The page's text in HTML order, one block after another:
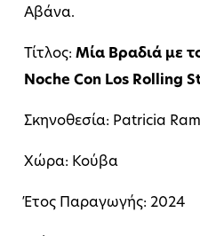
Αβάνα.
Τίτλος: Μία Βραδιά με
Noche Con Los Rolling
Σκηνοθεσία: Patricia
Χώρα: Κούβα
Έτος Παραγωγής: 2024